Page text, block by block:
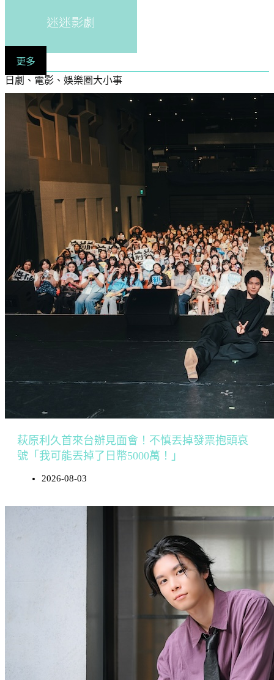
迷迷影劇
更多
日劇、電影、娛樂圈大小事
萩原利久首來台辦見面會！不慎丟掉發票抱頭哀
號「我可能丟掉了日幣5000萬！」
2026-08-03